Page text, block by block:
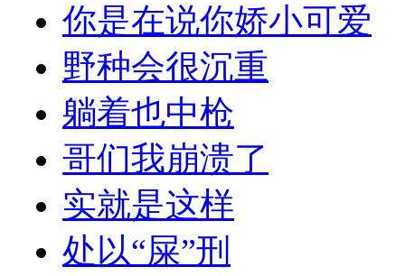
你是在说你娇小可爱
野种会很沉重
躺着也中枪
哥们我崩溃了
实就是这样
处以“屎”刑